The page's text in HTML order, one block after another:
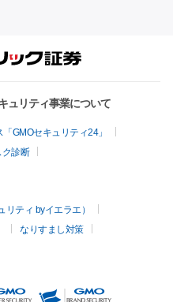
ュリティ事業について
GMOセキュリティ24」
ク診断
ティ byイエラエ）
なりすまし対策